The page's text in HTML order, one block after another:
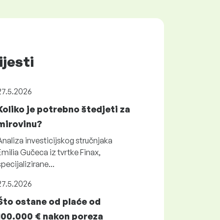
je potrebno štedjeti za
investicijskog stručnjaka
Gučeca iz tvrtke Finax,
ostane od plaće od
€ nakon poreza